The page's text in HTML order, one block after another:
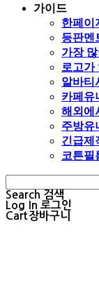
가이드
한페이
등판멘
가장
로고가
알바티
카페유
해외에
주방유
긴급제
코튼필
Search 검색
Log In 로그인
Cart장바구니